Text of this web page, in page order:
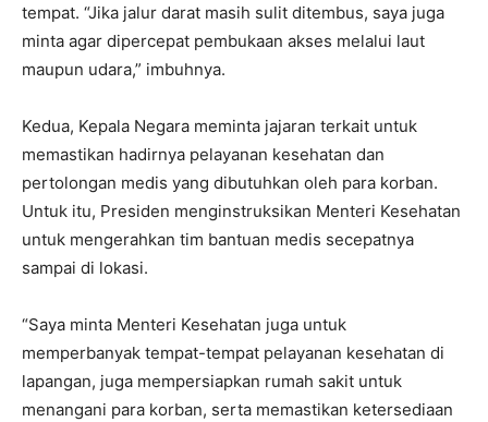
tempat. “Jika jalur darat masih sulit ditembus, saya juga
minta agar dipercepat pembukaan akses melalui laut
maupun udara,” imbuhnya.
Kedua, Kepala Negara meminta jajaran terkait untuk
memastikan hadirnya pelayanan kesehatan dan
pertolongan medis yang dibutuhkan oleh para korban.
Untuk itu, Presiden menginstruksikan Menteri Kesehatan
untuk mengerahkan tim bantuan medis secepatnya
sampai di lokasi.
“Saya minta Menteri Kesehatan juga untuk
memperbanyak tempat-tempat pelayanan kesehatan di
lapangan, juga mempersiapkan rumah sakit untuk
menangani para korban, serta memastikan ketersediaan